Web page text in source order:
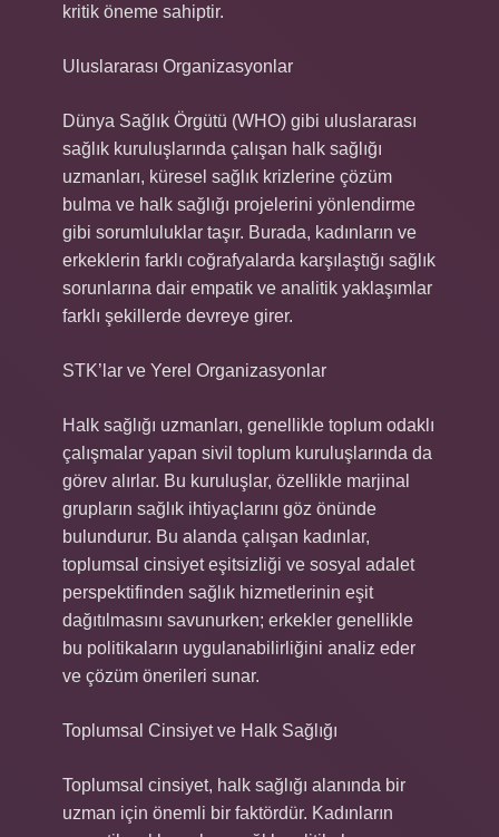
kritik öneme sahiptir.
Uluslararası Organizasyonlar
Dünya Sağlık Örgütü (WHO) gibi uluslararası
sağlık kuruluşlarında çalışan halk sağlığı
uzmanları, küresel sağlık krizlerine çözüm
bulma ve halk sağlığı projelerini yönlendirme
gibi sorumluluklar taşır. Burada, kadınların ve
erkeklerin farklı coğrafyalarda karşılaştığı sağlık
sorunlarına dair empatik ve analitik yaklaşımlar
farklı şekillerde devreye girer.
STK’lar ve Yerel Organizasyonlar
Halk sağlığı uzmanları, genellikle toplum odaklı
çalışmalar yapan sivil toplum kuruluşlarında da
görev alırlar. Bu kuruluşlar, özellikle marjinal
grupların sağlık ihtiyaçlarını göz önünde
bulundurur. Bu alanda çalışan kadınlar,
toplumsal cinsiyet eşitsizliği ve sosyal adalet
perspektifinden sağlık hizmetlerinin eşit
dağıtılmasını savunurken; erkekler genellikle
bu politikaların uygulanabilirliğini analiz eder
ve çözüm önerileri sunar.
Toplumsal Cinsiyet ve Halk Sağlığı
Toplumsal cinsiyet, halk sağlığı alanında bir
uzman için önemli bir faktördür. Kadınların